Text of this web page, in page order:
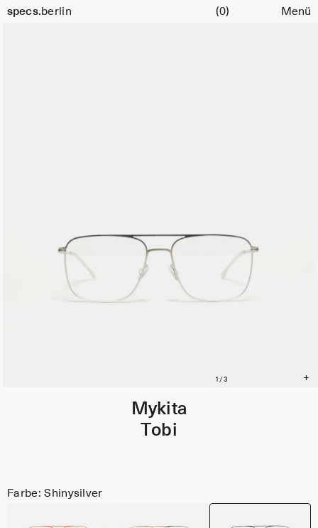
specs.berlin
Warenkorb (0) Menü
Mykita
Tobi
Farbe: Shinysilver